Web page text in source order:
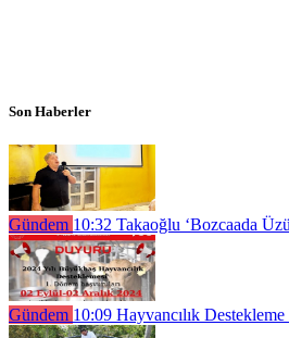
Son Haberler
Gündem 10:32 Takaoğlu ‘Bozcaada
Gündem 10:09 Hayvancılık